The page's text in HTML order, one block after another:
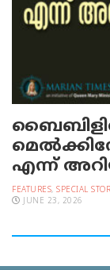
എന്ന്
FEATURES, SPECIAL
JUNE 23, 2026